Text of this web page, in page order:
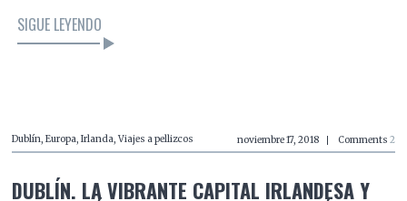
SIGUE LEYENDO
Dublín,Europa,Irlanda,Viajes a pellizcos noviembre 17, 2018 Comments 2
DUBLÍN. LA VIBRANTE CAPITAL IRLANDESA Y